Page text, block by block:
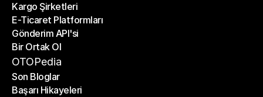
Kargo Şirketleri
Kargo Şirketleri
E-Ticaret Platformları
E-Ticaret Platformları
Gönderim API'si
Gönderim API'si
Bir Ortak Ol
Bir Ortak Ol
OTOPedia
Son Bloglar
Son Bloglar
Başarı Hikayeleri